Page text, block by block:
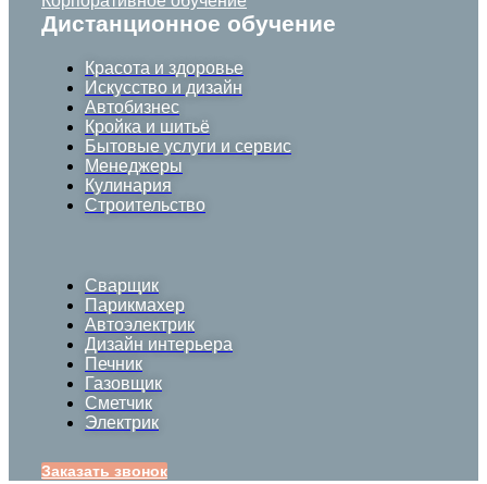
Дистанционное обучение
Красота и здоровье
Искусство и дизайн
Автобизнес
Кройка и шитьё
Бытовые услуги и сервис
Менеджеры
Кулинария
Строительство
Сварщик
Парикмахер
Автоэлектрик
Дизайн интерьера
Печник
Газовщик
Сметчик
Электрик
Заказать звонок